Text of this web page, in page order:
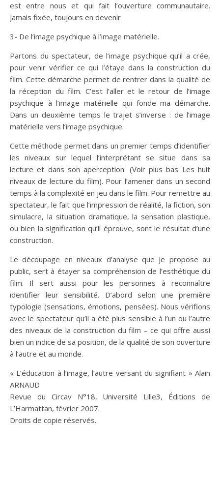
est entre nous et qui fait l’ouverture communautaire.
Jamais fixée, toujours en devenir
3- De l’image psychique à l’image matérielle.
Partons du spectateur, de l’image psychique qu’il a crée,
pour venir vérifier ce qui l’étaye dans la construction du
film. Cette démarche permet de rentrer dans la qualité de
la réception du film. C’est l’aller et le retour de l’image
psychique à l’image matérielle qui fonde ma démarche.
Dans un deuxième temps le trajet s’inverse : de l’image
matérielle vers l’image psychique.
Cette méthode permet dans un premier temps d’identifier
les niveaux sur lequel l’interprétant se situe dans sa
lecture et dans son aperception. (Voir plus bas Les huit
niveaux de lecture du film). Pour l’amener dans un second
temps à la complexité en jeu dans le film. Pour remettre au
spectateur, le fait que l’impression de réalité, la fiction, son
simulacre, la situation dramatique, la sensation plastique,
ou bien la signification qu’il éprouve, sont le résultat d’une
construction.
Le découpage en niveaux d’analyse que je propose au
public, sert à étayer sa compréhension de l’esthétique du
film. Il sert aussi pour les personnes à reconnaître
identifier leur sensibilité. D’abord selon une première
typologie (sensations, émotions, pensées). Nous vérifions
avec le spectateur qu’il a été plus sensible à l’un ou l’autre
des niveaux de la construction du film – ce qui offre aussi
bien un indice de sa position, de la qualité de son ouverture
à l’autre et au monde.
« L’éducation à l’image, l’autre versant du signifiant » Alain
ARNAUD
Revue du Circav N°18, Université Lille3, Éditions de
L’Harmattan, février 2007.
Droits de copie réservés.